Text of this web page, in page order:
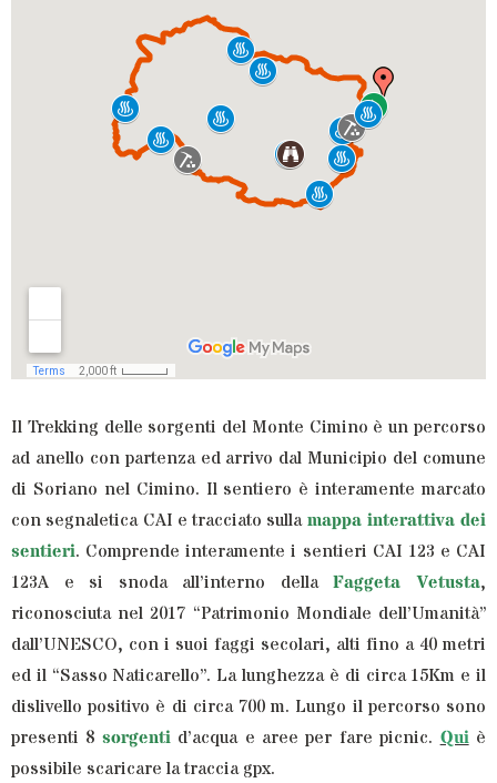
Il Trekking delle sorgenti del Monte Cimino è un percorso
ad anello con partenza ed arrivo dal Municipio del comune
di Soriano nel Cimino. Il sentiero è interamente marcato
con segnaletica CAI e tracciato sullamappa interattiva dei
sentieri. Comprende interamente i sentieri CAI 123 e CAI
123A e si snoda all’interno dellaFaggeta Vetusta,
riconosciuta nel 2017 “Patrimonio Mondiale dell’Umanità”
dall’UNESCO, con i suoi faggi secolari, alti fino a 40 metri
ed il “Sasso Naticarello”. La lunghezza è di circa 15Km e il
dislivello positivo è di circa 700 m. Lungo il percorso sono
presenti 8 sorgentid’acqua e aree per fare picnic. Quiè
possibile scaricare la traccia gpx.